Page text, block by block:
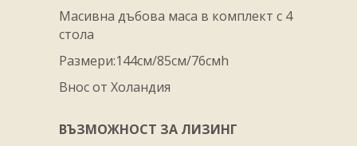
Масивна дъбова маса в комплект с 4
стола
Размери:144см/85см/76смh
Внос от Холандия
ВЪЗМОЖНОСТ ЗА ЛИЗИНГ